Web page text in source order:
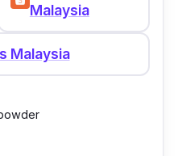
Malaysia
Malaysia